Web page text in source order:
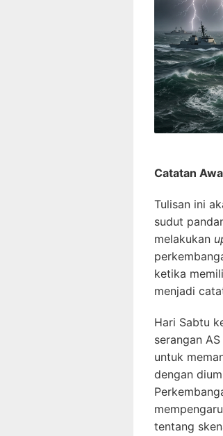
Catatan
Tulisan ini
sudut
melakukan
ketika
menjadi
Hari Sabtu
serangan
untuk
dengan
tentang